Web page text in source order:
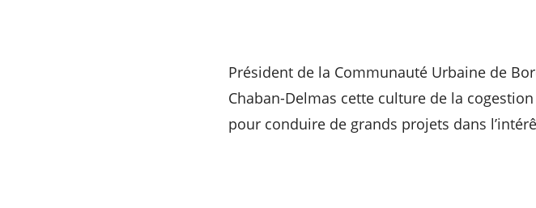
Président de la Communauté Urbaine de
Chaban-Delmas cette culture de la
pour conduire de grands projets dans